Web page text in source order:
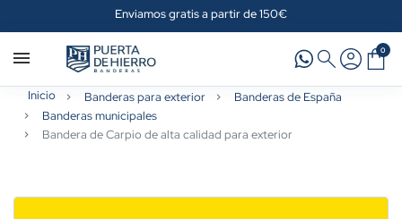
Enviamos gratis a partir de 150€
0
Inicio Banderas para exterior
Banderas de España
Banderas municipales
Bandera de Carpio de alta calidad para exterior